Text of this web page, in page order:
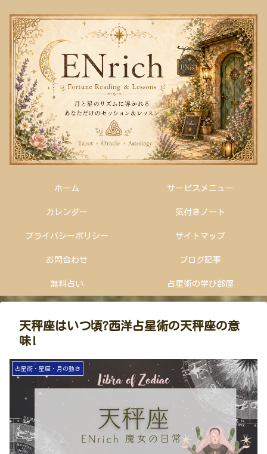
ホーム サービスメニュー
カレンダー 気付きノート
プライバシーポリシー サイトマップ
お問合わせ ブログ記事
無料占い 占星術の学び部屋
天秤座はいつ頃?西洋占星術の天秤座の意
味!
占星術・星座・月の動き